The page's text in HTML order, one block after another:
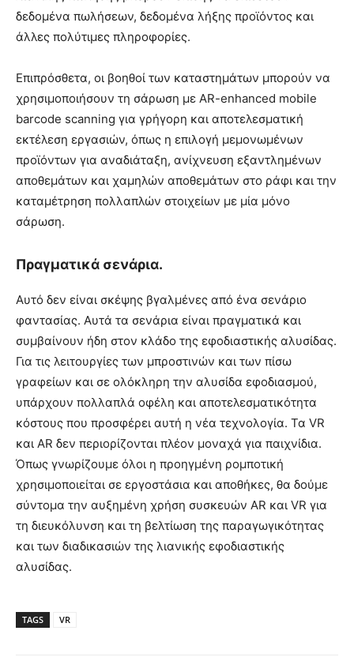
δεδομένα πωλήσεων, δεδομένα λήξης προϊόντος και
άλλες πολύτιμες πληροφορίες.
Επιπρόσθετα, οι βοηθοί των καταστημάτων μπορούν να
χρησιμοποιήσουν τη σάρωση με AR-enhanced mobile
barcode scanning για γρήγορη και αποτελεσματική
εκτέλεση εργασιών, όπως η επιλογή μεμονωμένων
προϊόντων για αναδιάταξη, ανίχνευση εξαντλημένων
αποθεμάτων και χαμηλών αποθεμάτων στο ράφι και την
καταμέτρηση πολλαπλών στοιχείων με μία μόνο
σάρωση.
Πραγματικά σενάρια.
Αυτό δεν είναι σκέψης βγαλμένες από ένα σενάριο
φαντασίας. Αυτά τα σενάρια είναι πραγματικά και
συμβαίνουν ήδη στον κλάδο της εφοδιαστικής αλυσίδας.
Για τις λειτουργίες των μπροστινών και των πίσω
γραφείων και σε ολόκληρη την αλυσίδα εφοδιασμού,
υπάρχουν πολλαπλά οφέλη και αποτελεσματικότητα
κόστους που προσφέρει αυτή η νέα τεχνολογία. Τα VR
και AR δεν περιορίζονται πλέον μοναχά για παιχνίδια.
Όπως γνωρίζουμε όλοι η προηγμένη ρομποτική
χρησιμοποιείται σε εργοστάσια και αποθήκες, θα δούμε
σύντομα την αυξημένη χρήση συσκευών AR και VR για
τη διευκόλυνση και τη βελτίωση της παραγωγικότητας
και των διαδικασιών της λιανικής εφοδιαστικής
αλυσίδας.
TAGS VR